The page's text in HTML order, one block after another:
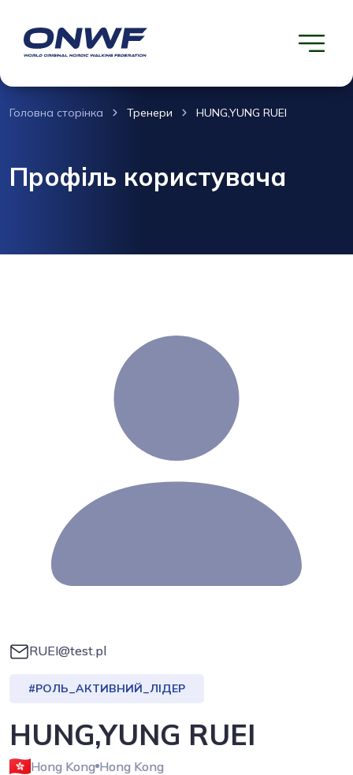
Головна сторінка Тренери HUNG,YUNG RUEI
Профіль користувача
RUEI@test.pl
#РОЛЬ_АКТИВНИЙ_ЛІДЕР
HUNG,YUNG RUEI
Hong Kong Hong Kong